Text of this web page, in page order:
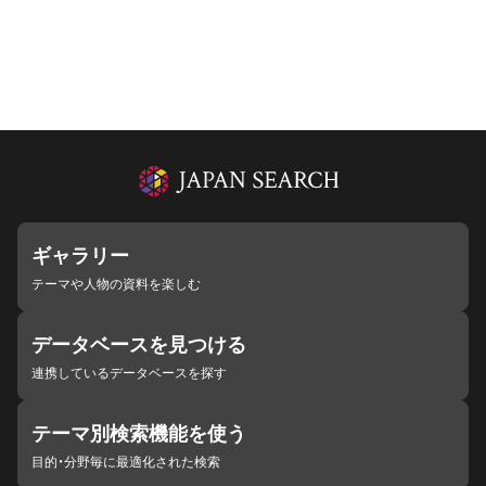
ギャラリー
テーマや人物の資料を楽しむ
データベースを見つける
連携しているデータベースを探す
テーマ別検索機能を使う
目的・分野毎に最適化された検索